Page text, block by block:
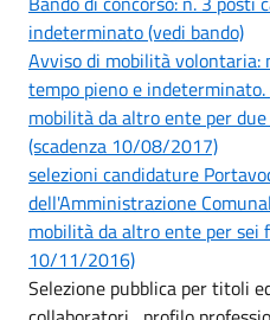
indeterminato (vedi bando)
Avviso di mobilità volontaria:
tempo pieno e
mobilità da altro ente per
(scadenza 10/08/2017)
selezioni candidature
dell'Amministrazione
mobilità da altro ente per sei
10/11/2016)
Selezione pubblica per titoli